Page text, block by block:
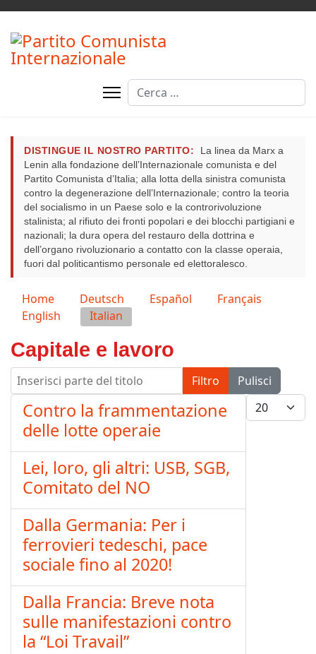
Cerca
DISTINGUE IL NOSTRO PARTITO:
La linea da Marx a
Lenin alla fondazione dell’Internazionale comunista e del
Partito Comunista d’Italia; alla lotta della sinistra comunista
contro la degenerazione dell’Internazionale; contro la teoria
del socialismo in un Paese solo e la controrivoluzione
stalinista; al rifiuto dei fronti popolari e dei blocchi partigiani e
nazionali; la dura opera del restauro della dottrina e
dell’organo rivoluzionario a contatto con la classe operaia,
fuori dal politicantismo personale ed elettoralesco.
Seleziona la tua lingua
Home Deutsch Español
Français
English
Italian
Capitale e lavoro
Inserisci parte del titolo Filtro
Pulisci
Visualizza #
Contro la frammentazione
delle lotte operaie
Lei, loro, gli altri: USB, SGB,
Comitato del NO
Dalla Germania: Per i
ferrovieri tedeschi, pace
sociale fino al 2020!
Dalla Francia: Breve nota
sulle manifestazioni contro
la “Loi Travail”